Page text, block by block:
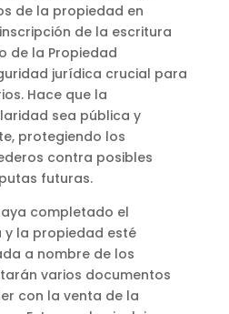
de la propiedad en
de la escritura
de la Propiedad
jurídica crucial para
Hace que la
sea pública y
protegiendo los
contra posibles
futuras.
completado el
y la propiedad esté
a nombre de los
varios documentos
con la venta de la